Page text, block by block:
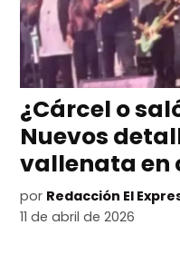
¿Cárcel o
Nuevos
vallenata en
por Redacción El
11 de abril de 2026